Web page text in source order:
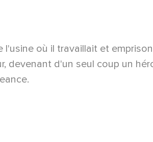
où il travaillait et
devenant d'un seul coup un